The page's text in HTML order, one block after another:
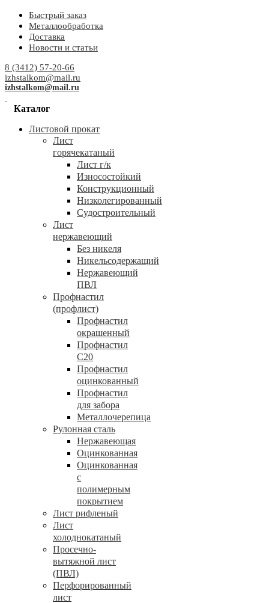
Быстрый заказ
Металлообработка
Доставка
Новости и статьи
8 (3412) 57-20-66
izhstalkom@mail.ru
izhstalkom@mail.ru
Каталог
Листовой прокат
Лист
горячекатаный
Лист г/к
Износостойкий
Конструкционный
Низколегированный
Судостроительный
Лист
нержавеющий
Без никеля
Никельсодержащий
Нержавеющий
ПВЛ
Профнастил
(профлист)
Профнастил
окрашенный
Профнастил
С20
Профнастил
оцинкованный
Профнастил
для забора
Металлочерепица
Рулонная сталь
Нержавеющая
Оцинкованная
Оцинкованная
с
полимерным
покрытием
Лист рифленый
Лист
холоднокатаный
Просечно-
вытяжной лист
(ПВЛ)
Перфорированный
лист